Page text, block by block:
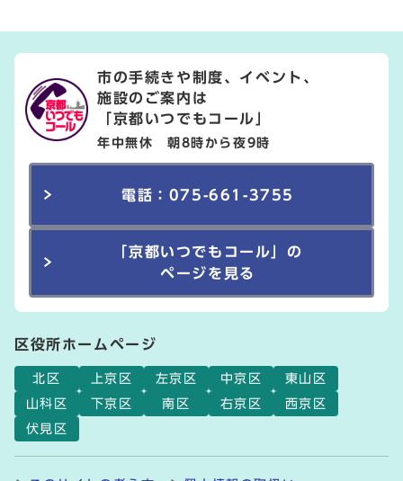
市の手続きや制度、イベント、
施設のご案内は
「京都いつでもコール」
年中無休 朝8時から夜9時
電話：075-661-3755
「京都いつでもコール」の
ページを見る
区役所ホームページ
北区 上京区 左京区 中京区
東山区
山科区
下京区 南区 右京区
西京区
伏見区